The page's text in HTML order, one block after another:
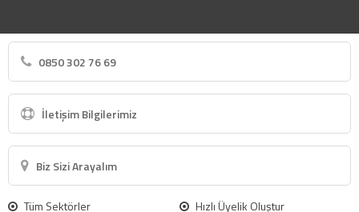
0850 302 76 69
İletişim Bilgilerimiz
Biz Sizi Arayalım
Tüm Sektörler
Hızlı Üyelik Oluştur